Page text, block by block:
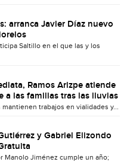
arranca Javier Díaz nuevo
Saltillo en el que las y los
Ramos Arizpe atiende
a las familias tras las lluvias
trabajos en vialidades y...
y Gabriel Elizondo
Manolo Jiménez cumple un año;